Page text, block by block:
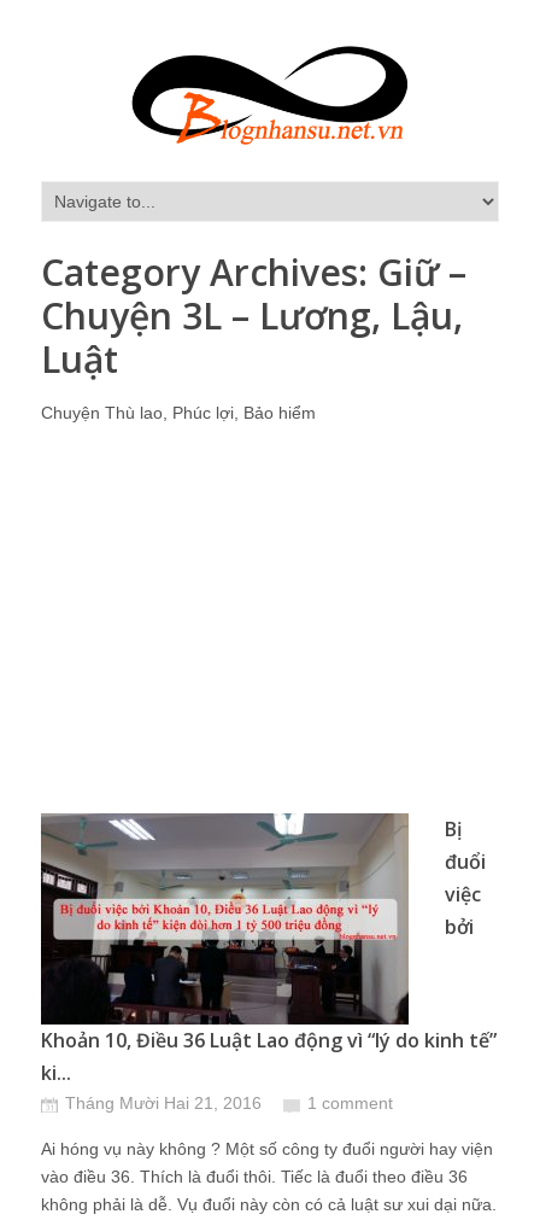
Category Archives: Giữ –
Chuyện 3L – Lương, Lậu,
Luật
Chuyện Thù lao, Phúc lợi, Bảo hiểm
Bị
đuổi
việc
bởi
Khoản 10, Điều 36 Luật Lao động vì “lý do kinh tế”
ki...
Tháng Mười Hai 21, 2016 1 comment
Ai hóng vụ này không ? Một số công ty đuổi người hay viện
vào điều 36. Thích là đuổi thôi. Tiếc là đuổi theo điều 36
không phải là dễ. Vụ đuổi này còn có cả luật sư xui dại nữa.